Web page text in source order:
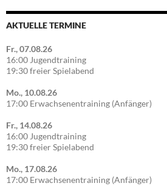
AKTUELLE TERMINE
Fr., 07.08.26
16:00 Jugendtraining
19:30 freier Spielabend
Mo., 10.08.26
17:00 Erwachsenentraining (Anfänger)
Fr., 14.08.26
16:00 Jugendtraining
19:30 freier Spielabend
Mo., 17.08.26
17:00 Erwachsenentraining (Anfänger)